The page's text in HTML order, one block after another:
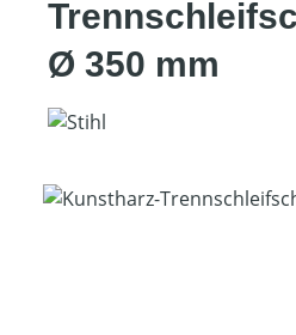
Ø 350 mm
Bildergalerie überspringen